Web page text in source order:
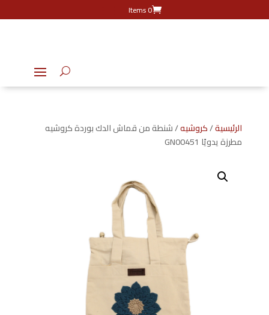
0 Items
الرئيسية/كروشيه/ شنطة من قماش الدك بوردة كروشيه
مطرزة يدويًا GN00451